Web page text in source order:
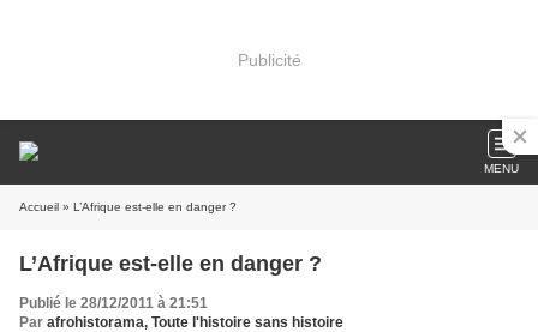
Publicité
MENU
Accueil » L’Afrique est-elle en danger ?
L’Afrique est-elle en danger ?
Publié le 28/12/2011 à 21:51
Par afrohistorama, Toute l'histoire sans histoire